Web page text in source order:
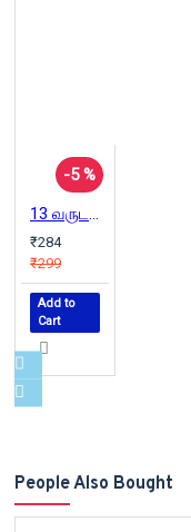
-5 %
13 வருடங்கள் ஒரு நக்ஸலைட்டின் சிறைக் குறிப்புகள்
₹284
₹299
Add to
Cart
People Also Bought